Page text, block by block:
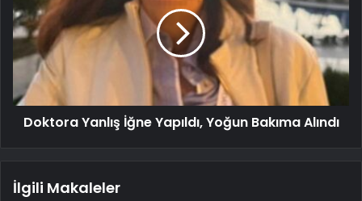
Doktora Yanlış İğne Yapıldı, Yoğun Bakıma Alındı
İlgili Makaleler